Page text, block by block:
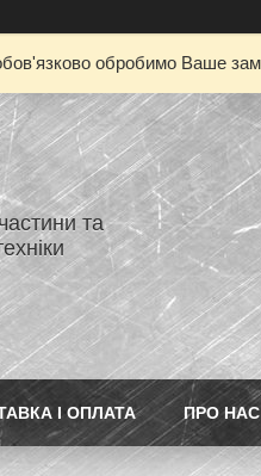
обробимо Ваше
та
І ОПЛАТА ПРО НАС